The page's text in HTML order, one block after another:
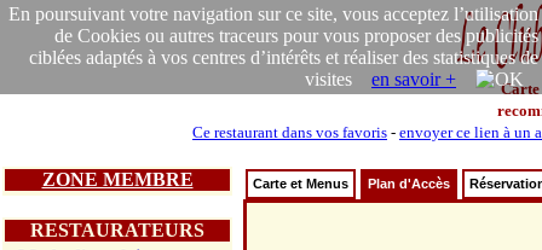
En poursuivant votre navigation sur ce site, vous acceptez l’utilisation
de Cookies ou autres traceurs pour vous proposer des publicités
ciblées adaptés à vos centres d’intérêts et réaliser des statistiques de
visites en savoir +
Carte
Ce restaurant dans vos favoris - envoyer ce lien à un
ZONE MEMBRE
RESTAURATEURS
Carte et Menus Plan d'Accès